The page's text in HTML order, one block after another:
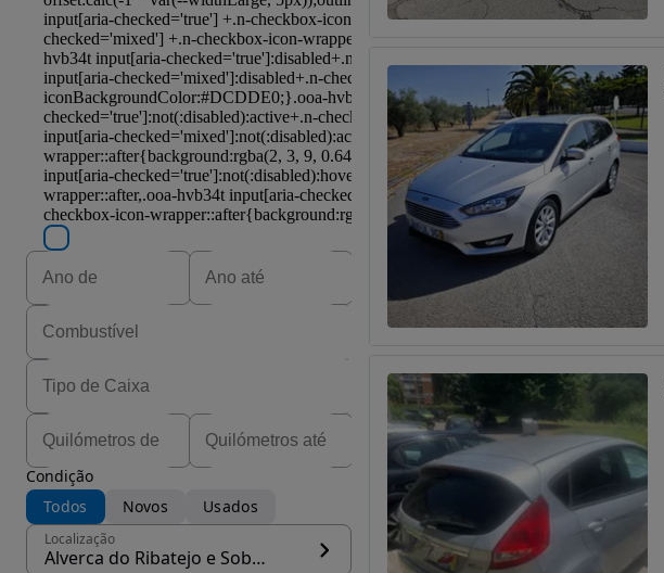
Condição
Todos
Novos Usados
Localização
Alverca do Ribatejo e Sobralinho, concelho Vila Franca de Xira